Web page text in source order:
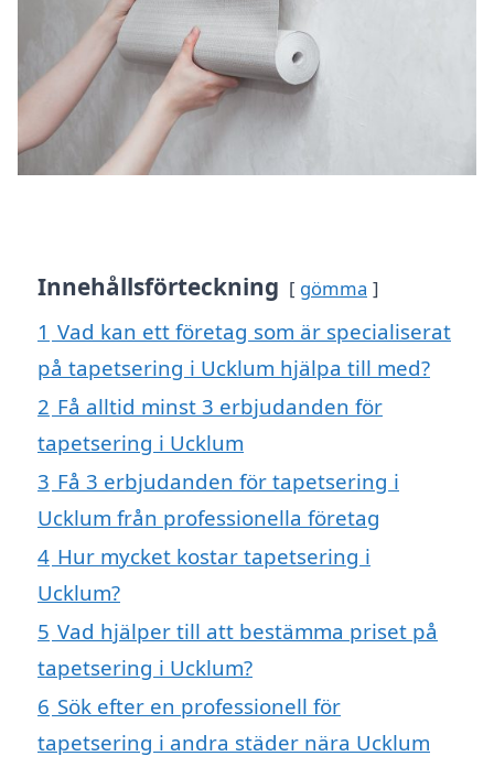
Innehållsförteckning gömma
1 Vad kan ett företag som är specialiserat
på tapetsering i Ucklum hjälpa till med?
2 Få alltid minst 3 erbjudanden för
tapetsering i Ucklum
3 Få 3 erbjudanden för tapetsering i
Ucklum från professionella företag
4 Hur mycket kostar tapetsering i
Ucklum?
5 Vad hjälper till att bestämma priset på
tapetsering i Ucklum?
6 Sök efter en professionell för
tapetsering i andra städer nära Ucklum